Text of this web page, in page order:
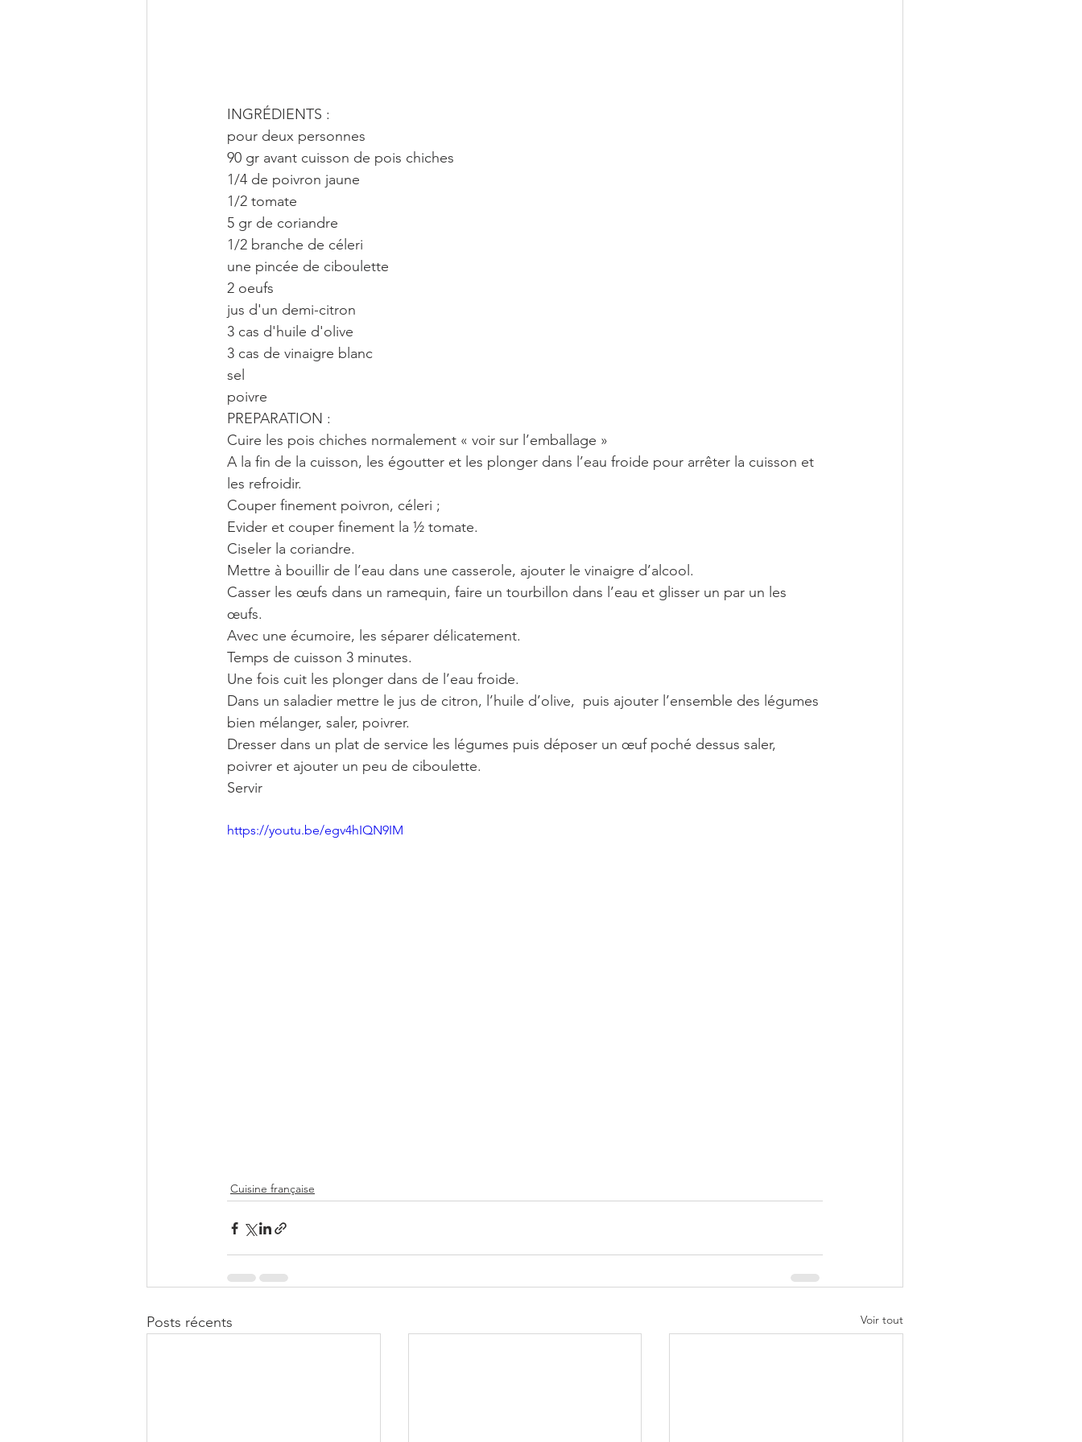
INGRÉDIENTS :
pour deux personnes
90 gr avant cuisson de pois chiches
1/4 de poivron jaune
1/2 tomate
5 gr de coriandre
1/2 branche de céleri
une pincée de ciboulette
2 oeufs
jus d'un demi-citron
3 cas d'huile d'olive
3 cas de vinaigre blanc
sel
poivre
PREPARATION :
Cuire les pois chiches normalement « voir sur l’emballage »
A la fin de la cuisson, les égoutter et les plonger dans l’eau froide pour arrêter la cuisson et
les refroidir.
Couper finement poivron, céleri ;
Evider et couper finement la ½ tomate.
Ciseler la coriandre.
Mettre à bouillir de l’eau dans une casserole, ajouter le vinaigre d’alcool.
Casser les œufs dans un ramequin, faire un tourbillon dans l’eau et glisser un par un les
œufs.
Avec une écumoire, les séparer délicatement.
Temps de cuisson 3 minutes.
Une fois cuit les plonger dans de l’eau froide.
Dans un saladier mettre le jus de citron, l’huile d’olive,  puis ajouter l’ensemble des légumes
bien mélanger, saler, poivrer.
Dresser dans un plat de service les légumes puis déposer un œuf poché dessus saler,
poivrer et ajouter un peu de ciboulette.
Servir
https://youtu.be/egv4hIQN9IM
Cuisine française
Posts récents Voir tout